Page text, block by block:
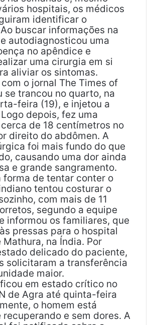
hospitais, os médicos
identificar o
buscar informações na
autodiagnosticou uma
no apêndice e
uma cirurgia em si
aliviar os sintomas.
o jornal The Times of
se trancou no quarto, na
feira (19), e injetou a
depois, fez uma
de 18 centímetros no
direito do abdômen. A
foi mais fundo do que
causando uma dor ainda
e grande sangramento.
forma de tentar conter o
tentou costurar o
com mais de 11
segundo a equipe
informou os familiares, que
pressas para o hospital
na Índia. Por
delicado do paciente,
solicitaram a transferência
maior.
em estado crítico no
de Agra até quinta-feira
o homem está
recuperando e sem dores. A